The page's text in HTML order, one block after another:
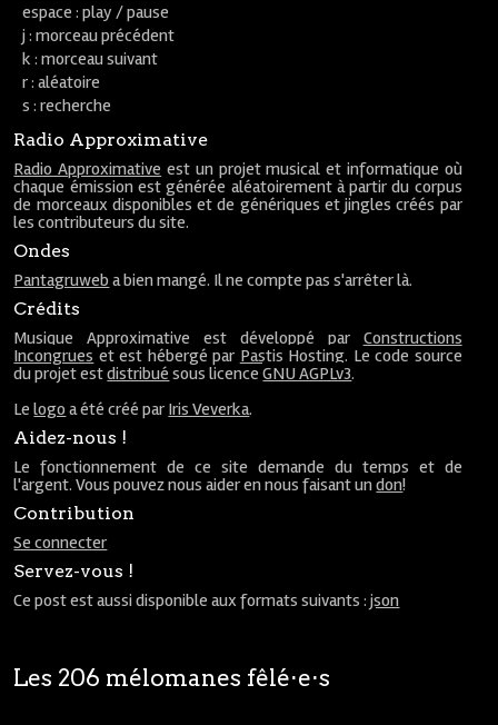
espace : play / pause
j : morceau précédent
k : morceau suivant
r : aléatoire
s : recherche
Radio Approximative
Radio Approximative est un projet musical et informatique où
chaque émission est générée aléatoirement à partir du corpus
de morceaux disponibles et de génériques et jingles créés par
les contributeurs du site.
Ondes
Pantagruweb a bien mangé. Il ne compte pas s'arrêter là.
Crédits
Musique Approximative est développé par Constructions
Incongrues et est hébergé par Pastis Hosting. Le code source
du projet estdistribué sous licenceGNU AGPLv3.
Lelogo a été créé par Iris Veverka.
Aidez-nous !
Le fonctionnement de ce site demande du temps et de
l'argent. Vous pouvez nous aider en nous faisant undon!
Contribution
Se connecter
Servez-vous !
Ce post est aussi disponible aux formats suivants :json
Les 206 mélomanes fêlé⋅e⋅s